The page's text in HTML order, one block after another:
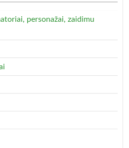
personažai, zaidimu